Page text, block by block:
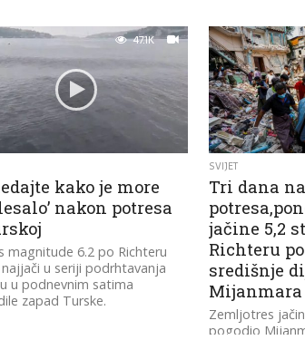
47.1K
kako je more
nakon potresa
magnitude 6.2 po Richteru
u seriji podrhtavanja
u podnevnim satima
zapad Turske.
SVIJET
Tri dana
jačine 5,2
Richteru
središnje
Mijanmara
Zemljotres
pogodio